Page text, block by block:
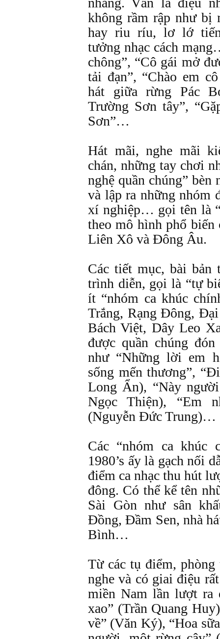
không rầm rập như bị
hay riu ríu, lơ lớ
tưởng nhạc cách
chông”, “Cô gái mở
tải đạn”, “Chào em
hát giữa rừng Pác
Trường Sơn tây”,
Sơn”…
Hát mãi, nghe mãi
chán, những tay chơi
nghệ quần chúng”
và lập ra những nhóm
xí nghiệp… gọi tên là
theo mô hình phổ biến
Liên Xô và Đông Âu.
Các tiết mục, bài bản
trình diễn, gọi là “tự
ít “nhóm ca khúc
Trắng, Rạng Đông,
Bách Việt, Dây Leo
được quần chúng
như “Những lời em
sống mến thương”,
Long Ẩn), “Này
Ngọc Thiện), “Em
(Nguyễn Đức Trung)…
Các “nhóm ca khúc
1980’s ấy là gạch nối
điểm ca nhạc thu hút
đông. Có thể kể tên
Sài Gòn như sân
Đồng, Đầm Sen, nhà
Bình…
Từ các tụ điểm, phòng
nghe và có giai điệu
miền Nam lần lượt ra
xao” (Trần Quang
về” (Văn Ký), “Hoa